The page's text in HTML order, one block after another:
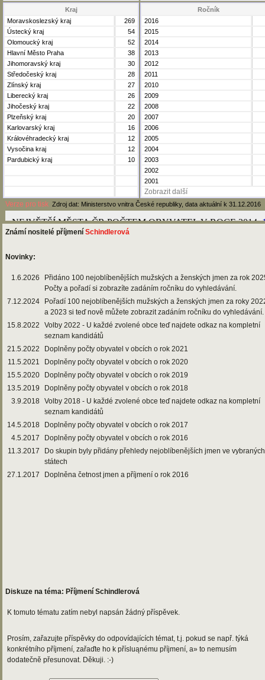
Kraj
Moravskoslezský kraj
269
Ústecký kraj
54
Olomoucký kraj
52
Hlavní Město Praha
38
Jihomoravský kraj
30
Středočeský kraj
28
Zlínský kraj
27
Liberecký kraj
26
Jihočeský kraj
22
Plzeňský kraj
20
Karlovarský kraj
16
Královéhradecký kraj
12
Vysočina kraj
12
Pardubický kraj
10
Ročník
2016
2015
2014
2013
2012
2011
2010
2009
2008
2007
2006
2005
2004
2003
2002
2001
Zobrazit další
Verze pro tisk Zdroj dat: Ministerstvo vnitra České republiky, data aktuální k 31.12.2016
Známí nositelé příjmení Schindlerová
Novinky:
1.6.2026
Přidáno 100 nejoblíbenějších mužských a ženských jmen za rok
Počty a pořadí si zobrazíte zadáním ročníku do vyhledávání.
7.12.2024
Pořadí 100 nejoblíbenějších mužských a ženských jmen za roky
a 2023 si teď nově můžete zobrazit zadáním ročníku do vyhledávání.
15.8.2022
Volby 2022 - U každé zvolené obce teď najdete odkaz na kompletní
seznam kandidátů
21.5.2022
Doplněny počty obyvatel v obcích o rok 2021
11.5.2021
Doplněny počty obyvatel v obcích o rok 2020
15.5.2020
Doplněny počty obyvatel v obcích o rok 2019
13.5.2019
Doplněny počty obyvatel v obcích o rok 2018
3.9.2018 Volby 2018 - U každé zvolené obce teď najdete odkaz na kompletní
seznam kandidátů
14.5.2018
Doplněny počty obyvatel v obcích o rok 2017
4.5.2017
Doplněny počty obyvatel v obcích o rok 2016
11.3.2017
Do skupin byly přidány přehledy nejoblíbenějších jmen ve vybraných
státech
27.1.2017
Doplněna četnost jmen a příjmení o rok 2016
Diskuze na téma: Příjmení Schindlerová
K tomuto tématu zatím nebyl napsán žádný příspěvek.
Prosím, zařazujte příspěvky do odpovídajících témat, t.j. pokud se např. týká
konkrétního příjmení, zařaďte ho k přísluąnému příjmení, a» to nemusím
dodatečně přesunovat. Děkuji. :-)